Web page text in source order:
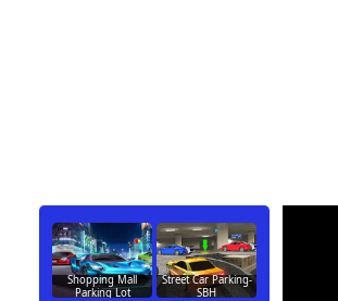
Shopping Mall
Parking Lot
Street Car Parking-
SBH